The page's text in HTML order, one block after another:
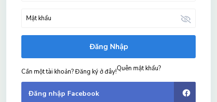
Đăng Nhập
Cần một tài khoản? Đăng ký ở đây!Quên mật khẩu?
Đăng nhập Facebook